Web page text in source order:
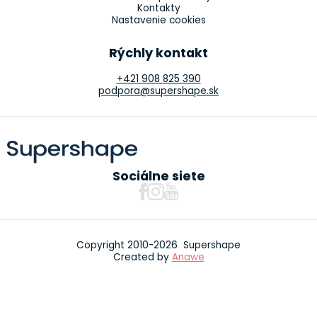
Kontakty
Nastavenie cookies
Rýchly kontakt
+421 908 825 390
podpora@supershape.sk
Sociálne siete
Copyright 2010-2026 Supershape
Created by Anawe